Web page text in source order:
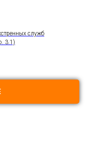
служб
3.1)